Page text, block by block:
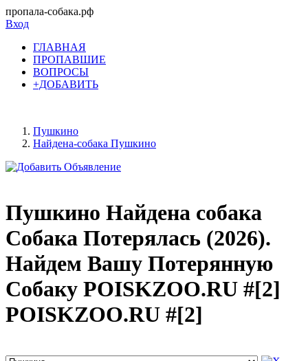
пропала-собака.рф
Вход
ГЛАВНАЯ
ПРОПАВШИЕ
ВОПРОСЫ
+ДОБАВИТЬ
Пушкино
Найдена-собака Пушкино
Пушкино Найдена собака
Собака Потерялась (2026).
Найдем Вашу Потерянную
Собаку POISKZOO.RU #[2]
POISKZOO.RU #[2]